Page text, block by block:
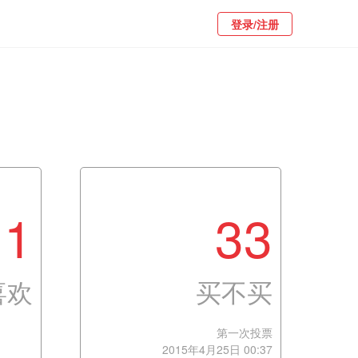
登录/注册
1 33
买不买
第一次投票
2015年4月25日 00:37